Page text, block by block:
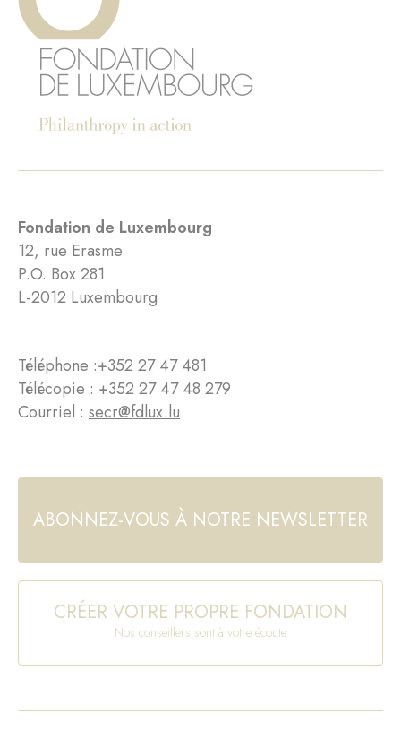
Fondation de Luxembourg
12, rue Erasme
P.O. Box 281
L-2012 Luxembourg
Téléphone :+352 27 47 481
Télécopie : +352 27 47 48 279
Courriel : secr@fdlux.lu
ABONNEZ-VOUS À NOTRE NEWSLETTER
CRÉER VOTRE PROPRE FONDATION
Nos conseillers sont à votre écoute